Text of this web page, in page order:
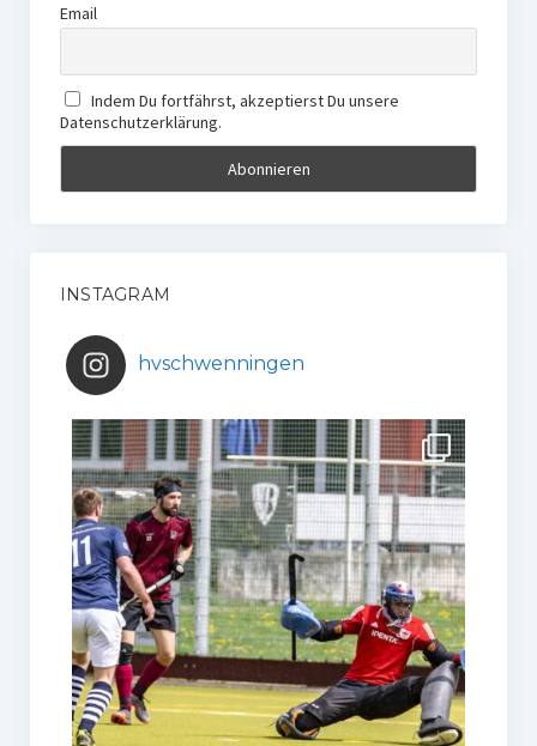
Email
Indem Du fortfährst, akzeptierst Du unsere
Datenschutzerklärung.
INSTAGRAM
hvschwenningen